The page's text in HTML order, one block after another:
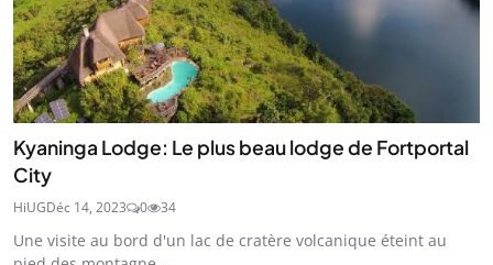
Kyaninga Lodge: Le plus beau lodge de Fortportal
City
HiUGDéc 14, 2023 0 34
Une visite au bord d'un lac de cratère volcanique éteint au